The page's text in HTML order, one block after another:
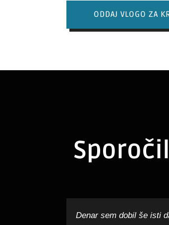
ODDAJ VLOGO ZA
Denar sem dobil še isti